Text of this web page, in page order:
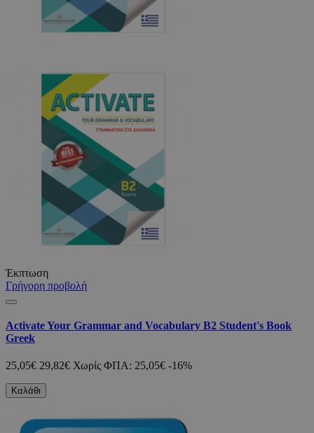
Έκπτωση
Γρήγορη προβολή
Activate Your Grammar and Vocabulary B2 Student's Book
Greek
25,05€ 29,82€ Χωρίς ΦΠΑ: 25,05€ -16%
Καλάθι